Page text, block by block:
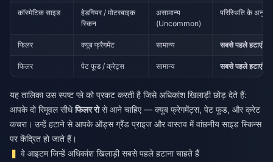
कॉस्मेटिक साइड
हेडगियर / मोटरबाइक
स्किन
असामान्य
(Uncommon)
परिस्थिति के
फिलर क्यूब फ्रैगमेंट सामान्य सबसे पहले हटाएं
फिलर पेट फूड / क्रेट्स सामान्य सबसे पहले हटाएं
यह तालिका उस स्पष्ट प्ले को प्रकट करती है जिसे अधिकांश खिलाड़ी छोड़ देते हैं:
आपके दो रिमूवल सीधेफिलर रोसे आने चाहिए — क्यूब फ्रेगमेंट्स, पेट फूड, और क्रेट
कचरा। उन्हें हटाने से आपके ऑड्स ग्रैंड प्राइज और वास्तव में वांछनीय साइड स्किन्स
पर केंद्रित हो जाते हैं।
वे आइटम जिन्हें अधिकांश खिलाड़ी सबसे पहले हटाना चाहते हैं